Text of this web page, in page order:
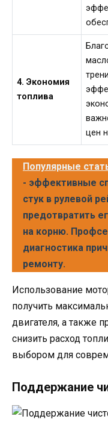
4. Экономия
топлива
цен
Популярные
- эффективные
стук в рулевой
предотвратить
на корню.
диагностика
ремонту.
Использование
получить
двигателя, а также
снизить расход
выбором для
Поддержание